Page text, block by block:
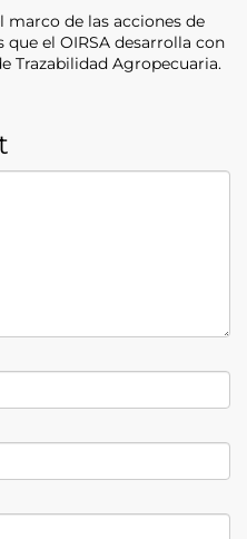
marco de las acciones de
el OIRSA desarrolla con
Trazabilidad Agropecuaria.